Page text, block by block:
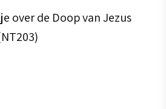
over de Doop van Jezus